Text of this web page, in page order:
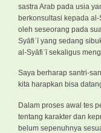
sastra Arab pada usia
berkonsultasi kepada
oleh seseorang pada
Syāfiʿī yang sedang
al-Syāfiʿī sekaligus
Saya berharap santri-
kita harapkan bisa
Dalam proses awal tes
tentang karakter dan
belum sepenuhnya